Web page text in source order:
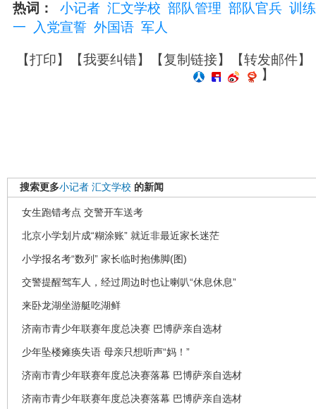
热词： 小记者 汇文学校 部队管理 部队官兵 训练
一
入党宣誓 外国语 军人
【打印】【我要纠错】【复制链接】【转发邮件】
】
搜索更多小记者 汇文学校 的新闻
女生跑错考点 交警开车送考
北京小学划片成“糊涂账” 就近非最近家长迷茫
小学报名考“数列” 家长临时抱佛脚(图)
交警提醒驾车人，经过周边时也让喇叭“休息休息”
来卧龙湖坐游艇吃湖鲜
济南市青少年联赛年度总决赛 巴博萨亲自选材
少年坠楼瘫痪失语 母亲只想听声“妈！”
济南市青少年联赛年度总决赛落幕 巴博萨亲自选材
济南市青少年联赛年度总决赛落幕 巴博萨亲自选材